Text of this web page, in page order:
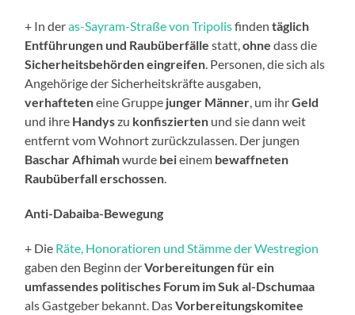
+ In deras-Sayram-Straße von Tripolisfindentäglich
Entführungen und Raubüberfälle statt,ohne dass die
Sicherheitsbehörden eingreifen . Personen, die sich als
Angehörige der Sicherheitskräfte ausgaben,
verhafteteneine Gruppe junger Männer , um ihrGeld
und ihre Handyszu konfiszierten und sie dann weit
entfernt vom Wohnort zurückzulassen. Der jungen
Baschar Afhimahwurde beieinem bewaffneten
Raubüberfall erschossen
Anti-Dabaiba-Bewegung
+ Die Räte, Honoratioren und Stämme der Westregion
gaben den Beginn derVorbereitungen für ein
umfassendes politisches Forum im Suk al-Dschumaa
als Gastgeber bekannt. DasVorbereitungskomitee